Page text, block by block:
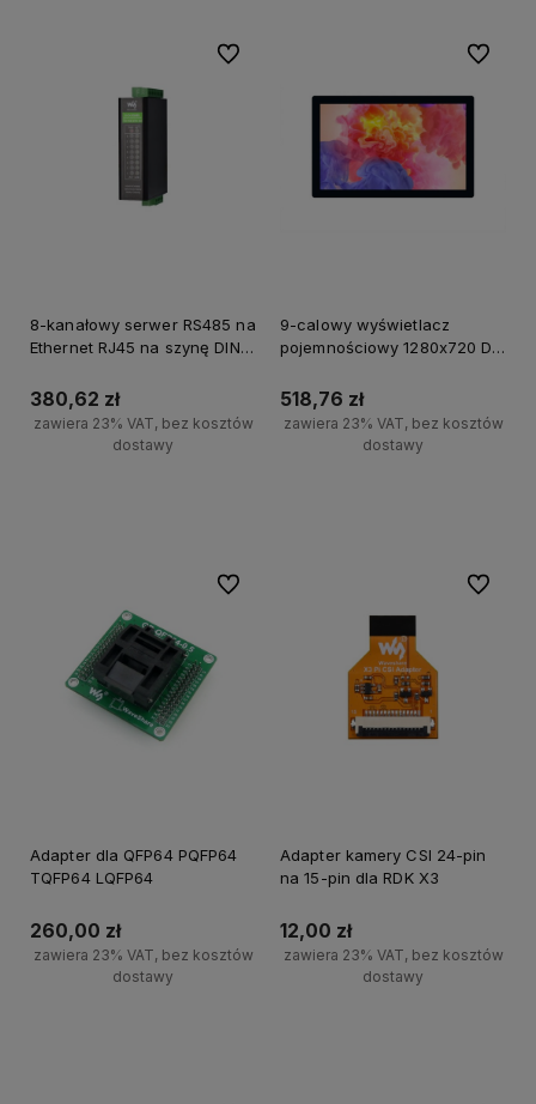
8-kanałowy serwer RS485 na
Ethernet RJ45 na szynę DIN
380,62 zł
zawiera 23% VAT, bez kosztów
dostawy
Do ulubionych
9-calowy wyświetlacz
pojemnościowy 1280x720 DSI
518,76 zł
zawiera 23% VAT, bez kosztów
dostawy
Do
Adapter dla QFP64 PQFP64
TQFP64 LQFP64
260,00 zł
zawiera 23% VAT, bez kosztów
dostawy
Do ulubionych
Adapter kamery CSI 24-pin
na 15-pin dla RDK X3
12,00 zł
zawiera 23% VAT, bez kosztów
dostawy
Do